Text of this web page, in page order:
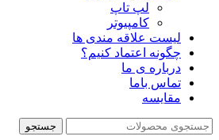
لپ تاپ
کامپیوتر
لیست علاقه مندی ها
چگونه اعتماد کنیم؟
درباره ی ما
تماس باما
مقایسه
جستجو